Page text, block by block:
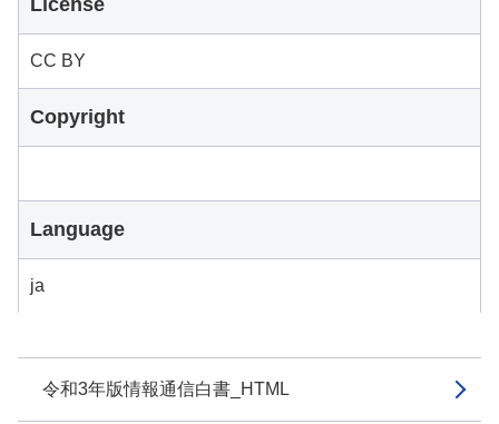
令和3年版情報通信白書_HTML
License
CC BY
Copyright
Language
ja